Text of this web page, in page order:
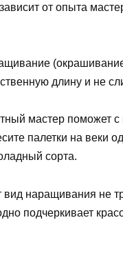
от опыта
длину и не
мастер поможет с
палетки на веки
сорта.
вид наращивания не
подчеркивает